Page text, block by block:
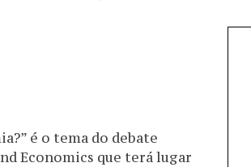
é o tema do debate
Economics que terá lugar